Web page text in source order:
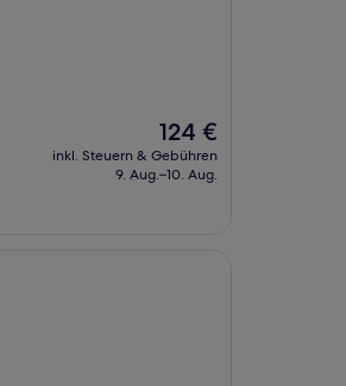
Der
Preis
beträgt
124 €
inkl. Steuern & Gebühren
9. Aug.–10. Aug.